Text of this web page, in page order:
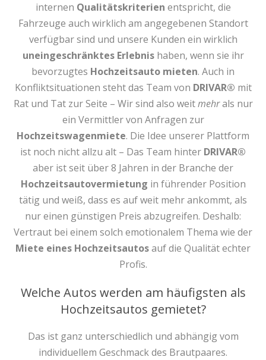
internen Qualitätskriterien entspricht, die
Fahrzeuge auch wirklich am angegebenen Standort
verfügbar sind und unsere Kunden ein wirklich
uneingeschränktes Erlebnishaben, wenn sie ihr
bevorzugtes Hochzeitsauto mieten. Auch in
Konfliktsituationen steht das Team von DRIVAR® mit
Rat und Tat zur Seite – Wir sind also weitmehrals nur
ein Vermittler von Anfragen zur
Hochzeitswagenmiete. Die Idee unserer Plattform
ist noch nicht allzu alt – Das Team hinter DRIVAR®
aber ist seit über 8 Jahren in der Branche der
Hochzeitsautovermietung in führender Position
tätig und weiß, dass es auf weit mehr ankommt, als
nur einen günstigen Preis abzugreifen. Deshalb:
Vertraut bei einem solch emotionalem Thema wie der
Miete eines Hochzeitsautosauf die Qualität echter
Profis.
Welche Autos werden am häufigsten als
Hochzeitsautos gemietet?
Das ist ganz unterschiedlich und abhängig vom
individuellem Geschmack des Brautpaares.